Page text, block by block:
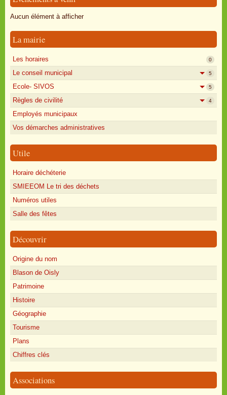
Oisly autrefois
Annonces
Aucun élément à afficher
La mairie
Les horaires 0
Le conseil municipal 5
Ecole- SIVOS 5
Règles de civilité 4
Employés municipaux
Vos démarches administratives
Utile
Horaire déchéterie
SMIEEOM Le tri des déchets
Numéros utiles
Salle des fêtes
Découvrir
Origine du nom
Blason de Oisly
Patrimoine
Histoire
Géographie
Tourisme
Plans
Chiffres clés
Associations